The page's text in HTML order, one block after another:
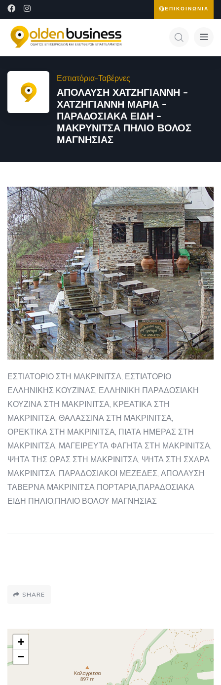
ΕΠΙΚΟΙΝΩΝΙΑ
Εστιατόρια-Ταβέρνες
ΑΠΟΛΑΥΣΗ ΧΑΤΖΗΓΙΑΝΝΗ –
ΧΑΤΖΗΓΙΑΝΝΗ ΜΑΡΙΑ –
ΠΑΡΑΔΟΣΙΑΚΑ ΕΙΔΗ –
ΜΑΚΡΥΝΙΤΣΑ ΠΗΛΙΟ ΒΟΛΟΣ
ΜΑΓΝΗΣΙΑΣ
ΕΣΤΙΑΤΟΡΙΟ ΣΤΗ ΜΑΚΡΙΝΙΤΣΑ, ΕΣΤΙΑΤΟΡΙΟ
ΕΛΛΗΝΙΚΗΣ ΚΟΥΖΙΝΑΣ, ΕΛΛΗΝΙΚΗ ΠΑΡΑΔΟΣΙΑΚΗ
ΚΟΥΖΙΝΑ ΣΤΗ ΜΑΚΡΙΝΙΤΣΑ, ΚΡΕΑΤΙΚΑ ΣΤΗ
ΜΑΚΡΙΝΙΤΣΑ, ΘΑΛΑΣΣΙΝΑ ΣΤΗ ΜΑΚΡΙΝΙΤΣΑ,
ΟΡΕΚΤΙΚΑ ΣΤΗ ΜΑΚΡΙΝΙΤΣΑ, ΠΙΑΤΑ ΗΜΕΡΑΣ ΣΤΗ
ΜΑΚΡΙΝΙΤΣΑ, ΜΑΓΕΙΡΕΥΤΑ ΦΑΓΗΤΑ ΣΤΗ ΜΑΚΡΙΝΙΤΣΑ,
ΨΗΤΑ ΤΗΣ ΩΡΑΣ ΣΤΗ ΜΑΚΡΙΝΙΤΣΑ, ΨΗΤΑ ΣΤΗ ΣΧΑΡΑ
ΜΑΚΡΙΝΙΤΣΑ, ΠΑΡΑΔΟΣΙΑΚΟΙ ΜΕΖΕΔΕΣ, ΑΠΟΛΑΥΣΗ
ΤΑΒΕΡΝΑ ΜΑΚΡΙΝΙΤΣΑ ΠΟΡΤΑΡΙΑ,ΠΑΡΑΔΟΣΙΑΚΑ
ΕΙΔΗ ΠΗΛΙΟ,ΠΗΛΙΟ ΒΟΛΟΥ ΜΑΓΝΗΣΙΑΣ
SHARE
+
−